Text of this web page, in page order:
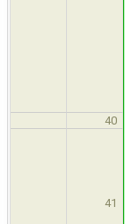
40
41